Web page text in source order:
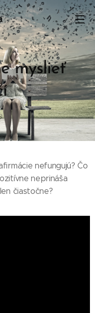
myslieť
nefungujú? Čo
neprináša
čiastočne?